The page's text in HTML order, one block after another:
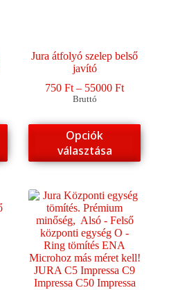
Jura átfolyó szelep belső
javító
750Ft – 55000Ft
55000 Ft
Bruttó
Opciók
választása
Ennek
a
terméknek
több
van.
A
változatok
a
termékoldalon
választhatók
ki